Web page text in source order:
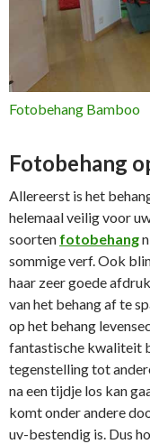
Fotobehang Bamboo
Fotobehang
Allereerst is het
helemaal veilig voor
soorten fotobehang
sommige verf. Ook
haar zeer goede
van het behang af te
op het behang
fantastische kwaliteit
tegenstelling tot
na een tijdje los kan
komt onder andere
uv-bestendig is. Dus